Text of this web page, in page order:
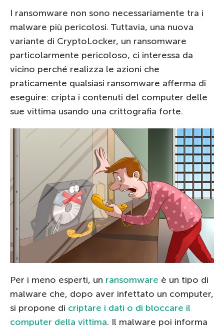
I ransomware non sono necessariamente tra i
malware più pericolosi. Tuttavia, una nuova
variante di CryptoLocker, un ransomware
particolarmente pericoloso, ci interessa da
vicino perché realizza le azioni che
praticamente qualsiasi ransomware afferma di
eseguire: cripta i contenuti del computer delle
sue vittima usando una crittografia forte.
Per i meno esperti, un ransomware è un tipo di
malware che, dopo aver infettato un computer,
si propone di criptare i dati o di bloccare il
computer della vittima. Il malware poi informa